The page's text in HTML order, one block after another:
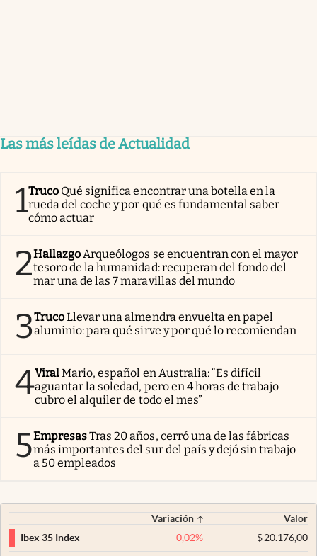
Las más leídas de Actualidad
1Truco Qué significa encontrar una botella en la
rueda del coche y por qué es fundamental saber
cómo actuar
2Hallazgo Arqueólogos se encuentran con el mayor
tesoro de la humanidad: recuperan del fondo del
mar una de las 7 maravillas del mundo
3TrucoLlevar una almendra envuelta en papel
aluminio: para qué sirve y por qué lo recomiendan
4ViralMario, español en Australia: “Es difícil
aguantar la soledad, pero en 4 horas de trabajo
cubro el alquiler de todo el mes”
5EmpresasTras 20 años, cerró una de las fábricas
más importantes del sur del país y dejó sin trabajo
a 50 empleados
Variación
Valor
Ibex 35 Index
-0,02% $20.176,00